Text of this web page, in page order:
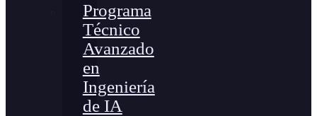
Programa
Técnico
Avanzado
en
Ingeniería
de IA